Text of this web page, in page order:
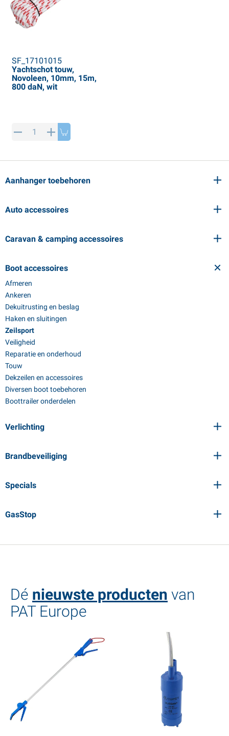
Aanhanger toebehoren
Auto accessoires
Caravan & camping accessoires
Boot accessoires
Afmeren
Ankeren
Dekuitrusting en beslag
Haken en sluitingen
Zeilsport
Veiligheid
Reparatie en onderhoud
Touw
Dekzeilen en accessoires
Diversen boot toebehoren
Boottrailer onderdelen
Verlichting
Brandbeveiliging
Specials
GasStop
SF_17101015
Yachtschot touw,
Novoleen, 10mm, 15m,
800 daN, wit
Dé nieuwste producten van
PAT Europe